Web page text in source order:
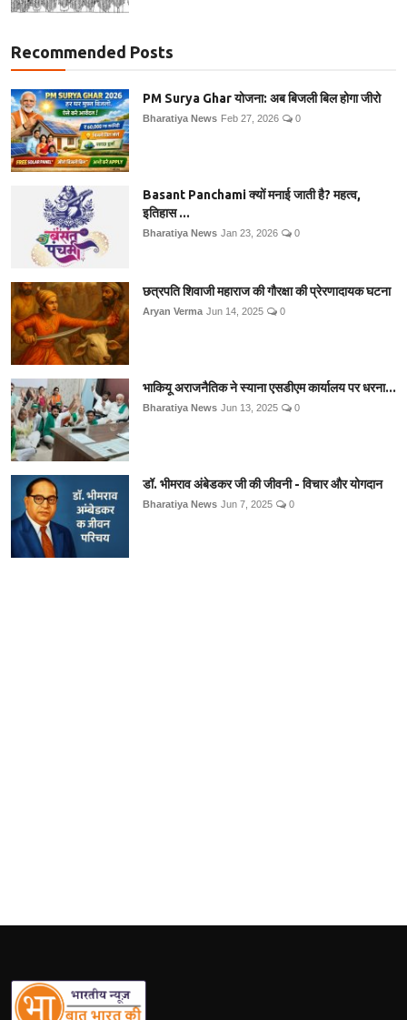
Recommended Posts
PM Surya Ghar योजना: अब बिजली बिल होगा जीरो
Bharatiya News Feb 27, 2026 0
Basant Panchami क्यों मनाई जाती है? महत्व,
इतिहास ...
Bharatiya News Jan 23, 2026 0
छत्रपति शिवाजी महाराज की गौरक्षा की प्रेरणादायक घटना
Aryan Verma Jun 14, 2025 0
भाकियू अराजनैतिक ने स्याना एसडीएम कार्यालय पर धरना...
Bharatiya News Jun 13, 2025 0
डॉ. भीमराव अंबेडकर जी की जीवनी - विचार और योगदान
Bharatiya News Jun 7, 2025 0